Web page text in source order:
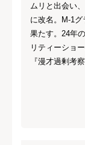
ムリと出会い
に改名。M-1
果たす。24年
リティーショ
『漫才過剰考